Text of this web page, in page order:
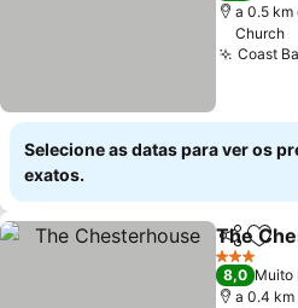
a 0.5 km
Church
Coast
Selecione as datas para ver os
exatos.
Partilhar
The
3 Estrelas
8,0 Muito
a 0.4 km